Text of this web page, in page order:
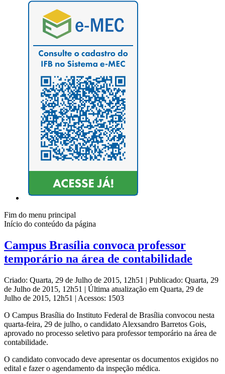
Fim do menu principal
Início do conteúdo da página
Campus Brasília convoca professor
temporário na área de contabilidade
Criado: Quarta, 29 de Julho de 2015, 12h51 | Publicado: Quarta, 29
de Julho de 2015, 12h51 | Última atualização em Quarta, 29 de
Julho de 2015, 12h51 | Acessos: 1503
O Campus Brasília do Instituto Federal de Brasília convocou nesta
quarta-feira, 29 de julho, o candidato Alexsandro Barretos Gois,
aprovado no processo seletivo para professor temporário na área de
contabilidade.
O candidato convocado deve apresentar os documentos exigidos no
edital e fazer o agendamento da inspeção médica.